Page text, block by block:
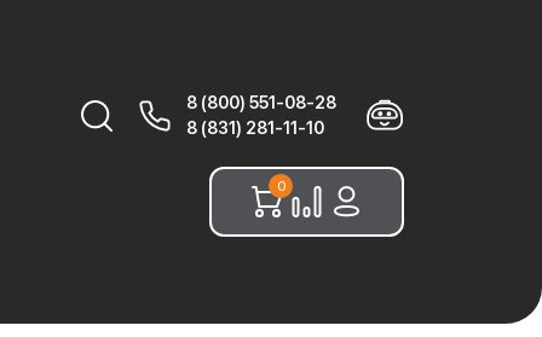
Найти:
8 (800) 551-08-28
8 (831) 281-11-10
0